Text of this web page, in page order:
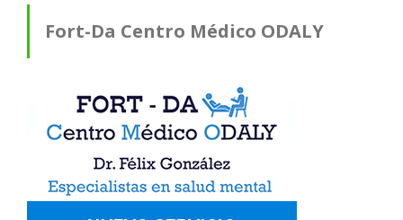
Fort-Da Centro Médico ODALY